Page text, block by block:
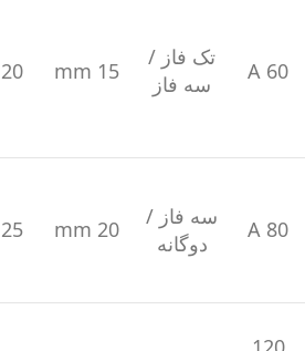
60 A
تک فاز /
سه فاز
15 mm
20 mm
80 A
سه فاز /
دوگانه
20 mm
25 mm